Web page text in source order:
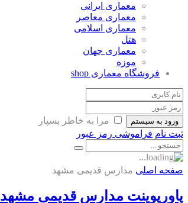
معماری ایرانی
معماری معاصر
معماری اسلامی
هتل
معماری جهان
موزه
فروشگاه معماری shop
ورود به سیستم
مرا به خاطر بسپار
ثبت نام فراموشی رمز عبور
صفحه اصلی مدارس قدیمی مشهد
پاورپوینت مدارس قدیمی مشهد